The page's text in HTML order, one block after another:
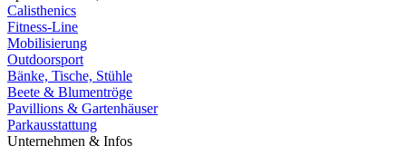
Calisthenics
Fitness-Line
Mobilisierung
Outdoorsport
Bänke, Tische, Stühle
Beete & Blumentröge
Pavillions & Gartenhäuser
Parkausstattung
Unternehmen & Infos